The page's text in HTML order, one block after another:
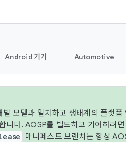
Android 기기 Automotive
모델과 일치하고 생태계의 플랫폼
니다. AOSP를 빌드하고 기여하려면
매니페스트 브랜치는 항상